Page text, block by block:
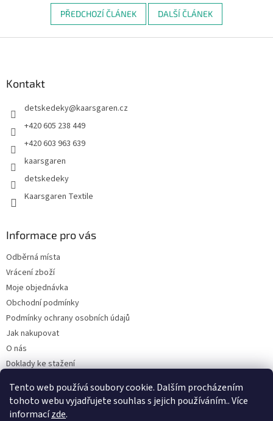
Tento web používá soubory cookie. Dalším procházením
tohoto webu vyjadřujete souhlas s jejich používáním.. Více
informacízde.
PŘEDCHOZÍ ČLÁNEK DALŠÍ ČLÁNEK
Kontakt
detskedeky@kaarsgaren.cz
+420 605 238 449
+420 603 963 639
kaarsgaren
detskedeky
Kaarsgaren Textile
Informace pro vás
Odběrná místa
Vrácení zboží
Moje objednávka
Obchodní podmínky
Podmínky ochrany osobních údajů
Jak nakupovat
O nás
Doklady ke stažení
Velkoobchod